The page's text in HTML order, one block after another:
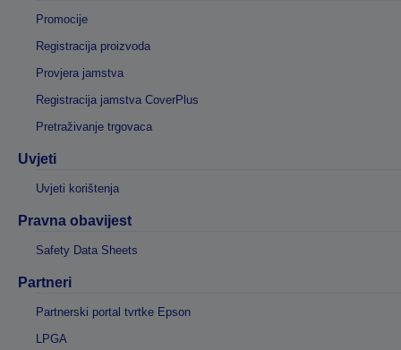
Promocije
Registracija proizvoda
Provjera jamstva
Registracija jamstva CoverPlus
Pretraživanje trgovaca
Uvjeti
Uvjeti korištenja
Pravna obavijest
Safety Data Sheets
Partneri
Partnerski portal tvrtke Epson
LPGA